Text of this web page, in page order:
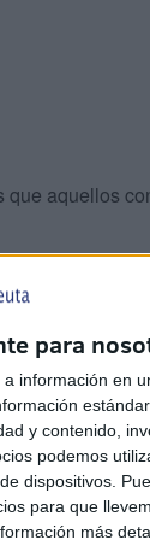
para
información en
y contenido,
podemos
dispositivos.
para que
más
que aquellos
unidades,
a12.501
beneficiarios,